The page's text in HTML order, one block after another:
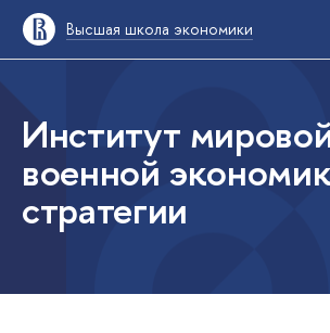
Высшая школа экономики
Институт
военной
стратегии